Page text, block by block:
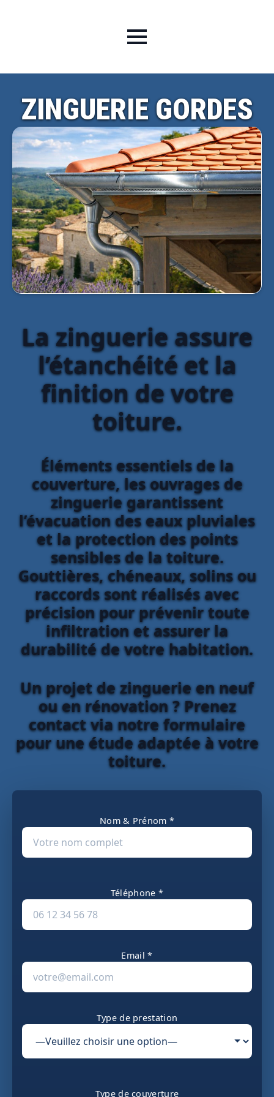
ZINGUERIE GORDES
La zinguerie assure
l’étanchéité et la
finition de votre
toiture.
Éléments essentiels de la
couverture, les ouvrages de
zinguerie garantissent
l’évacuation des eaux pluviales
et la protection des points
sensibles de la toiture.
Gouttières, chéneaux, solins ou
raccords sont réalisés avec
précision pour prévenir toute
infiltration et assurer la
durabilité de votre habitation.
Un projet de zinguerie en neuf
ou en rénovation ? Prenez
contact via notre formulaire
pour une étude adaptée à votre
toiture.
Nom & Prénom *
Téléphone *
Email *
Type de prestation
Type de couverture